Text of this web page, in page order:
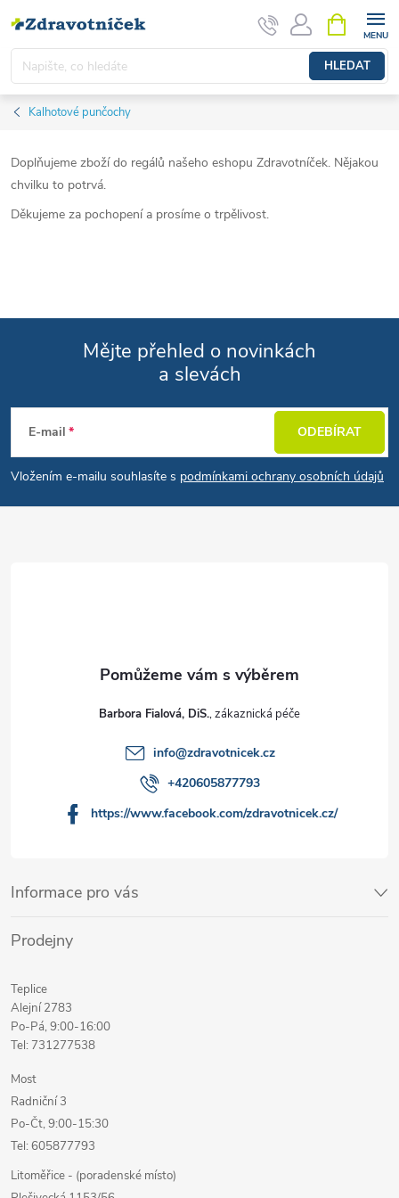
HLEDAT
Kalhotové punčochy
Doplňujeme zboží do regálů našeho eshopu Zdravotníček. Nějakou
chvilku to potrvá.
Děkujeme za pochopení a prosíme o trpělivost.
Mějte přehled o novinkách
a slevách
E-mail
Vložením e-mailu souhlasíte s podmínkami ochrany osobních údajů
ODEBÍRAT
Informace pro vás
Prodejny
Teplice
Alejní 2783
Po-Pá, 9:00-16:00
Tel: 731277538
Most
Radniční 3
Po-Čt, 9:00-15:30
Tel: 605877793
Litoměřice - (poradenské místo)
Barbora Fialová, DiS.
info@zdravotnicek.cz
+420605877793
https://www.facebook.com/zdravotnicek.cz/